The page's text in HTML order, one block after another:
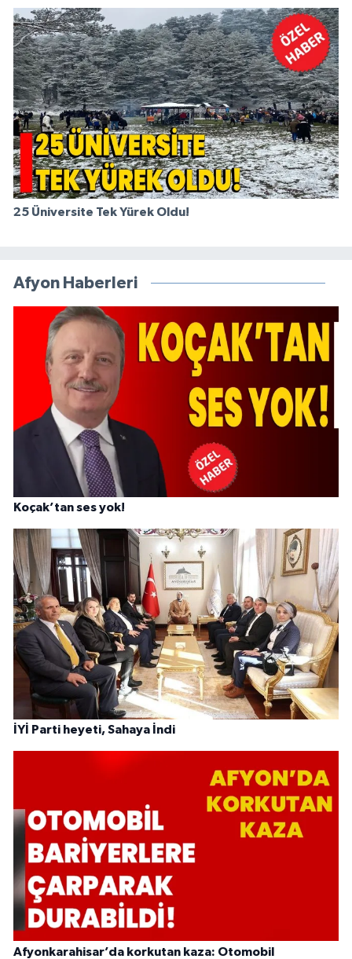
25 Üniversite Tek Yürek Oldu!
Afyon Haberleri
Koçak’tan ses yok!
İYİ Parti heyeti, Sahaya İndi
Afyonkarahisar’da korkutan kaza: Otomobil